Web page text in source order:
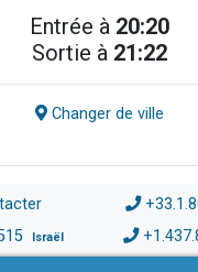
Entrée à 20:20
Sortie à 21:22
Changer de ville
Israël